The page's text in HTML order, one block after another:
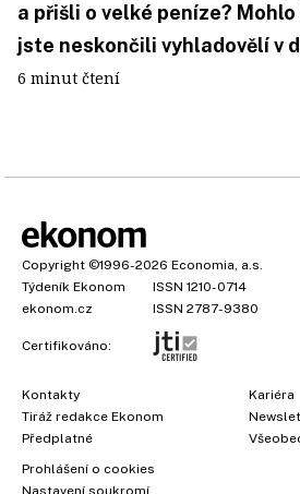
a přišli o velké peníze?
jste neskončili vyhladovělí v
6 minut čtení
Copyright ©1996-2026 Economia, a.s.
Týdeník Ekonom
ISSN 1210-0714
ekonom.cz
ISSN 2787-9380
Certifikováno:
Kontakty
Tiráž redakce Ekonom
Předplatné
Kariéra
Prohlášení o cookies
Nastavení soukromí